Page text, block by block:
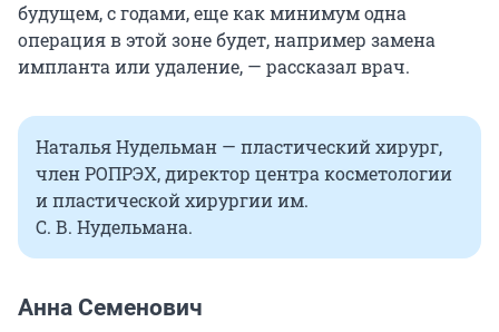
будущем, с годами, еще как минимум одна
операция в этой зоне будет, например замена
импланта или удаление, — рассказал врач.
Наталья Нудельман — пластический хирург,
член РОПРЭХ, директор центра косметологии
и пластической хирургии им.
С. В. Нудельмана.
Анна Семенович